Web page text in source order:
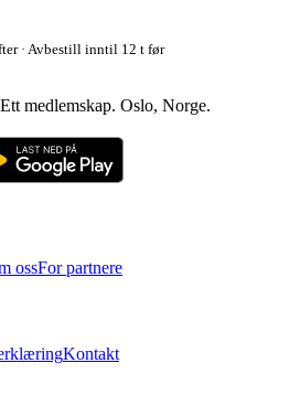
· Avbestill inntil 12 t før
medlemskap. Oslo, Norge.
ossFor partnere
Kontakt